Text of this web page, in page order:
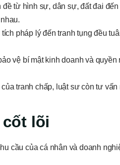
đề từ hình sự, dân sự, đất đai
pháp lý đến tranh tụng đều
vệ bí mật kinh doanh và quyền
tranh chấp, luật sư còn tư
lõi
cầu của cá nhân và doanh